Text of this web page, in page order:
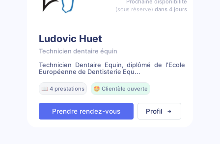
Prochaine disponibilité
(sous réserve) dans 4 jours
Ludovic Huet
Technicien dentaire équin
Technicien Dentaire Équin, diplômé de l'Ecole
Européenne de Dentisterie Equ...
📖 4 prestations 🤩 Clientèle ouverte
Prendre rendez-vous Profil